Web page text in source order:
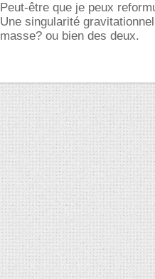
Peut-être que je peux
Une singularité
masse? ou bien des deux.